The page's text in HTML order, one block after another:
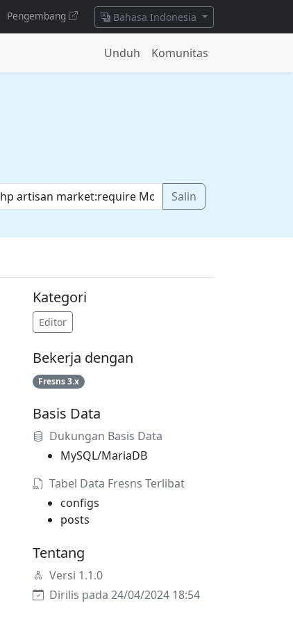
Pengembang Bahasa Indonesia
Unduh Komunitas
Salin
Kategori
Editor
Bekerja dengan
Fresns 3.x
Basis Data
Dukungan Basis Data
MySQL/MariaDB
Tabel Data Fresns Terlibat
configs
posts
Tentang
Versi 1.1.0
Dirilis pada 24/04/2024 18:54